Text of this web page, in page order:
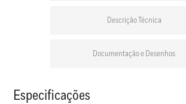
Descrição Técnica
Documentação e Desenhos
Especificações